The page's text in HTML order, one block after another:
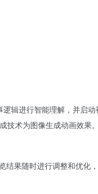
辑进行智能理解，并启动
术为图像生成动画效果。
果随时进行调整和优化